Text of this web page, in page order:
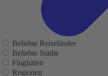
Beliebte Reiseländer
Beliebte Städte
Flughäfen
Regionen